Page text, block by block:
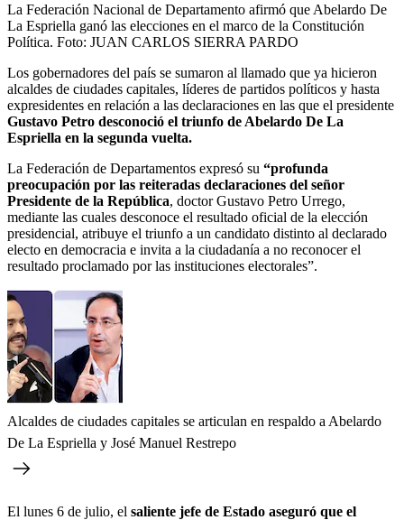
La Federación Nacional de Departamento afirmó que Abelardo De
La Espriella ganó las elecciones en el marco de la Constitución
Política. Foto: JUAN CARLOS SIERRA PARDO
Los gobernadores del país se sumaron al llamado que ya hicieron
alcaldes de ciudades capitales, líderes de partidos políticos y hasta
expresidentes en relación a las declaraciones en las que el presidente
Gustavo Petro desconoció el triunfo de Abelardo De La
Espriella en la segunda vuelta.
La Federación de Departamentos expresó su “profunda
preocupación por las reiteradas declaraciones del señor
Presidente de la República, doctor Gustavo Petro Urrego,
mediante las cuales desconoce el resultado oficial de la elección
presidencial, atribuye el triunfo a un candidato distinto al declarado
electo en democracia e invita a la ciudadanía a no reconocer el
resultado proclamado por las instituciones electorales”.
Alcaldes de ciudades capitales se articulan en respaldo a Abelardo
De La Espriella y José Manuel Restrepo
El lunes 6 de julio, el saliente jefe de Estado aseguró que el